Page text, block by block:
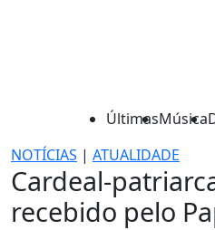
ÚltimasMúsica
NOTÍCIAS | ATUALIDADE
Cardeal-
recebido pelo